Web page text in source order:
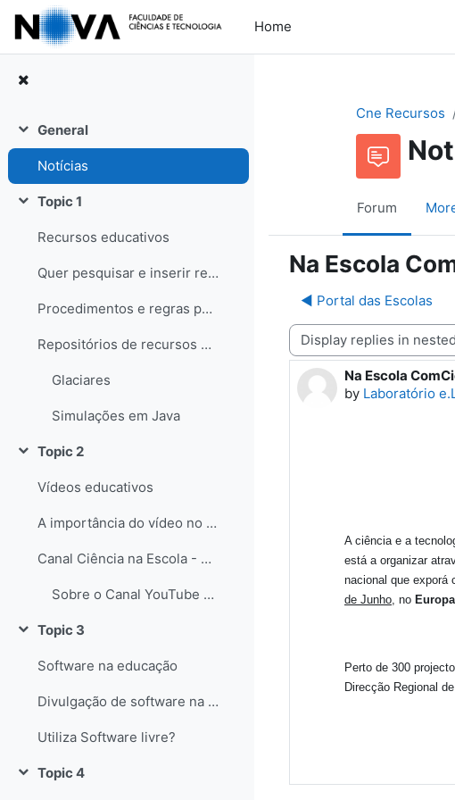
Skip to main content
Home
Collapse
General
Notícias
Collapse
Topic 1
Recursos educativos
Quer pesquisar e inserir recursos? Saiba como!
Procedimentos e regras para os recursos
Repositórios de recursos educativos
Glaciares
Simulações em Java
Collapse
Topic 2
Vídeos educativos
A importância do vídeo no Ensino das Ciências
Canal Ciência na Escola - YouTube
Sobre o Canal YouTube Ciência na Escola
Collapse
Topic 3
Software na educação
Divulgação de software na educação
Utiliza Software livre?
Collapse
Topic 4
Cne Recursos
Forum
Na Escola
◀︎ Portal das Escolas
Display mode
Na Escola
by Laboratório
Number of
A ciência e a
está a organizar
nacional que exporá
de Junho, no
Perto de 300
Direcção Regional